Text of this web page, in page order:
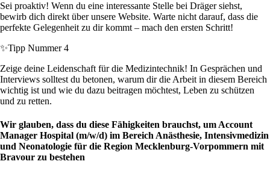
Sei proaktiv! Wenn du eine interessante Stelle bei Dräger siehst,
bewirb dich direkt über unsere Website. Warte nicht darauf, dass die
perfekte Gelegenheit zu dir kommt – mach den ersten Schritt!
✨Tipp Nummer 4
Zeige deine Leidenschaft für die Medizintechnik! In Gesprächen und
Interviews solltest du betonen, warum dir die Arbeit in diesem Bereich
wichtig ist und wie du dazu beitragen möchtest, Leben zu schützen
und zu retten.
Wir glauben, dass du diese Fähigkeiten brauchst, um Account
Manager Hospital (m/w/d) im Bereich Anästhesie, Intensivmedizin
und Neonatologie für die Region Mecklenburg-Vorpommern mit
Bravour zu bestehen